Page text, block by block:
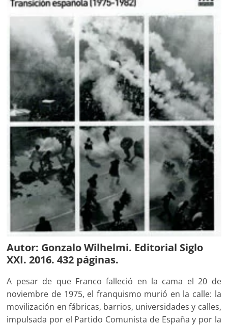
Autor: Gonzalo Wilhelmi. Editorial Siglo
XXI. 2016. 432 páginas.
A pesar de que Franco falleció en la cama el 20 de
noviembre de 1975, el franquismo murió en la calle: la
movilización en fábricas, barrios, universidades y calles,
impulsada por el Partido Comunista de España y por la